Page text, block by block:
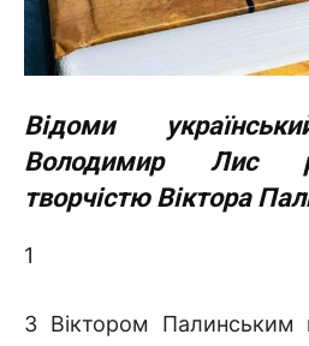
Відоми
Володимир Лис
творчістю Віктора
1
З Віктором Палинським